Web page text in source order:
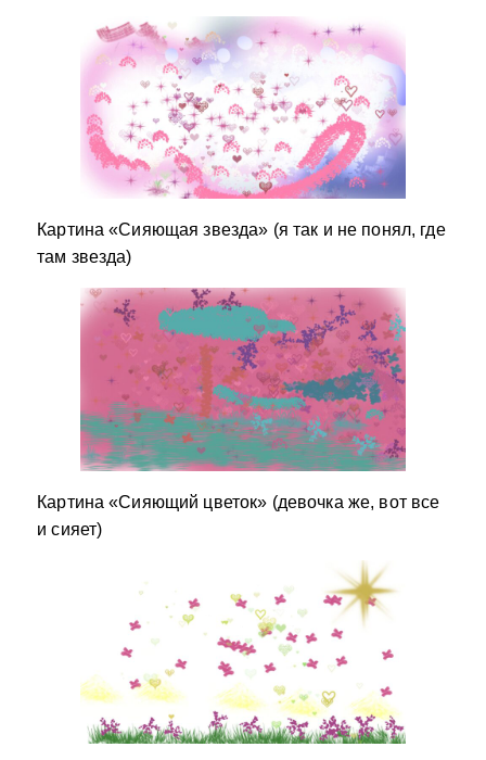
Картина «Сияющая звезда» (я так и не понял, где
там звезда)
Картина «Сияющий цветок» (девочка же, вот все
и сияет)